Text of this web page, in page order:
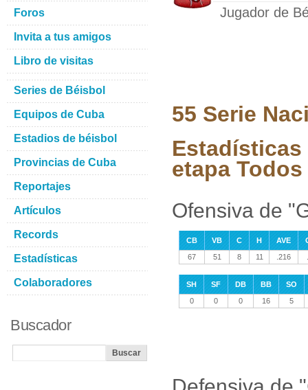
Jugador de
55 Serie
etapa
Ofensiva de
CB VB C H AVE
67
51 8 11 .216
SH SF DB BB
SO
0
0 0 16 5
Foros
Invita a tus amigos
Libro de visitas
Series de Béisbol
Equipos de Cuba
Estadios de béisbol
Provincias de Cuba
Reportajes
Artículos
Records
Estadísticas
Colaboradores
Buscador